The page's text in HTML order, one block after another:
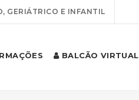
GERIÁTRICO E INFANTIL
BALCÃO VIRTUAL